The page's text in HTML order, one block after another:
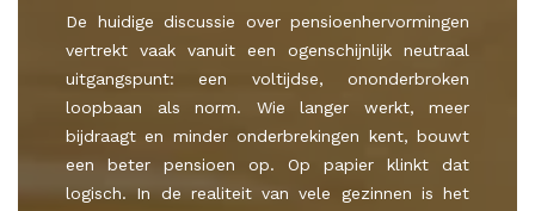
De huidige discussie over pensioenhervormingen
vertrekt vaak vanuit een ogenschijnlijk neutraal
uitgangspunt: een voltijdse, ononderbroken
loopbaan als norm. Wie langer werkt, meer
bijdraagt en minder onderbrekingen kent, bouwt
een beter pensioen op. Op papier klinkt dat
logisch. In de realiteit van vele gezinnen is het